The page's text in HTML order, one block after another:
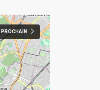
PROCHAIN